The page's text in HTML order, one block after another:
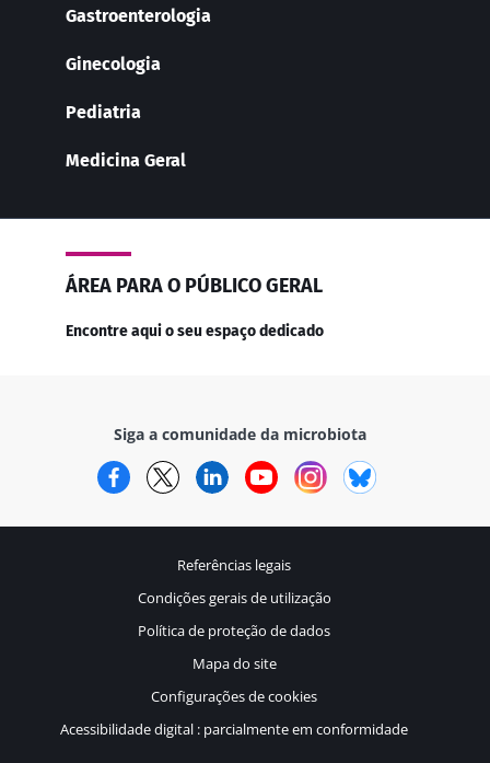
Gastroenterologia
Ginecologia
Pediatria
Medicina Geral
ÁREA PARA O PÚBLICO GERAL
Encontre aqui o seu espaço dedicado
Siga a comunidade da microbiota
FacebookTwitterLinkedInYouTubeInstagram
Referências legais
Condições gerais de utilização
Política de proteção de dados
Mapa do site
Configurações de cookies
Acessibilidade digital : parcialmente em conformidade